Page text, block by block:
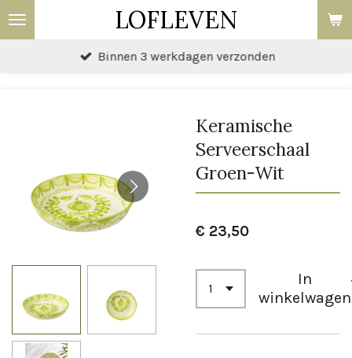
Ga
direct
LOFLEVEN
Binnen 3 werkdagen verzonden
Keramische
Serveerschaal
Groen-Wit
€ 23,50
In
winkelwagen